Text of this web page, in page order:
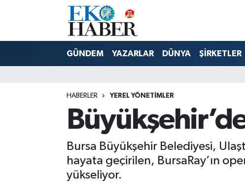
GÜNDEM YAZARLAR DÜNYA ŞİRKETLER
HABERLER YEREL YÖNETİMLER
Bursa Büyükşehir Belediyesi,
hayata geçirilen, BursaRay’ın
yükseliyor.
Hava Durumu
Tüm Manşetler
Haber Arşivi